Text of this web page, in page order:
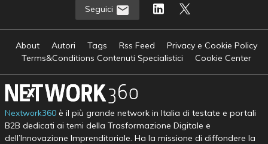
Seguici
About Autori Tags Rss Feed
Privacy e Cookie Policy
Terms&Conditions Contenuti Specialistici
Cookie Center
Nextwork360è il più grande network in Italia di testate e portali
B2B dedicati ai temi della Trasformazione Digitale e
dell’Innovazione Imprenditoriale. Ha la missione di diffondere la